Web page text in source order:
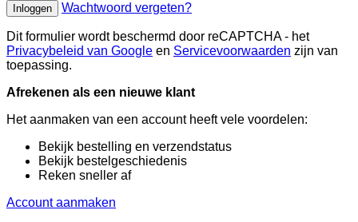
Inloggen Wachtwoord vergeten?
Dit formulier wordt beschermd door reCAPTCHA - het
Privacybeleid van Google en Servicevoorwaarden zijn van
toepassing.
Afrekenen als een nieuwe klant
Het aanmaken van een account heeft vele voordelen:
Bekijk bestelling en verzendstatus
Bekijk bestelgeschiedenis
Reken sneller af
Account aanmaken